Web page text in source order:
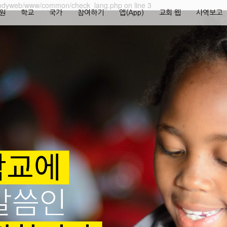
www/common/check_lang.php on line 3
학교 국가 참여하기 앱(App) 교회 웹 사역보고